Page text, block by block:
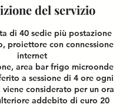
del servizio
di 40 sedie più postazione
proiettore con connessione
internet
area bar frigo microonde
a sessione di 4 ore ogni
considerato per un ora
addebito di euro 20